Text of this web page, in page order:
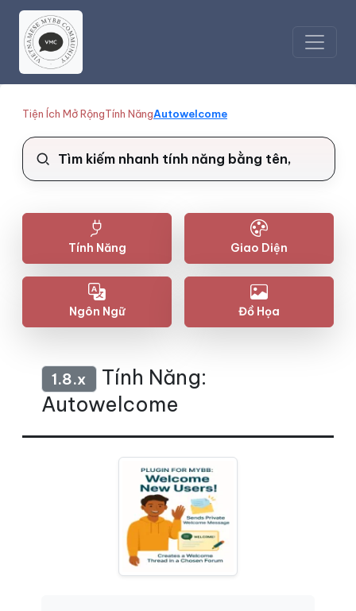
Tiện Ích Mở RộngTính NăngAutowelcome
Tính Năng Giao Diện
Ngôn Ngữ Đồ Họa
1.8.x
Tính Năng:
Autowelcome